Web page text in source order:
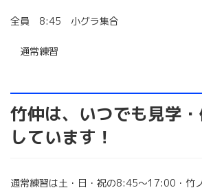
全員 8:45 小グラ集合
通常練習
竹仲は、いつでも見学
しています！
通常練習は土・日・祝の8:45～17:00・竹